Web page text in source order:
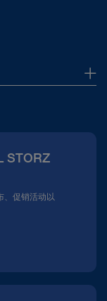
STORZ
、促销活动以